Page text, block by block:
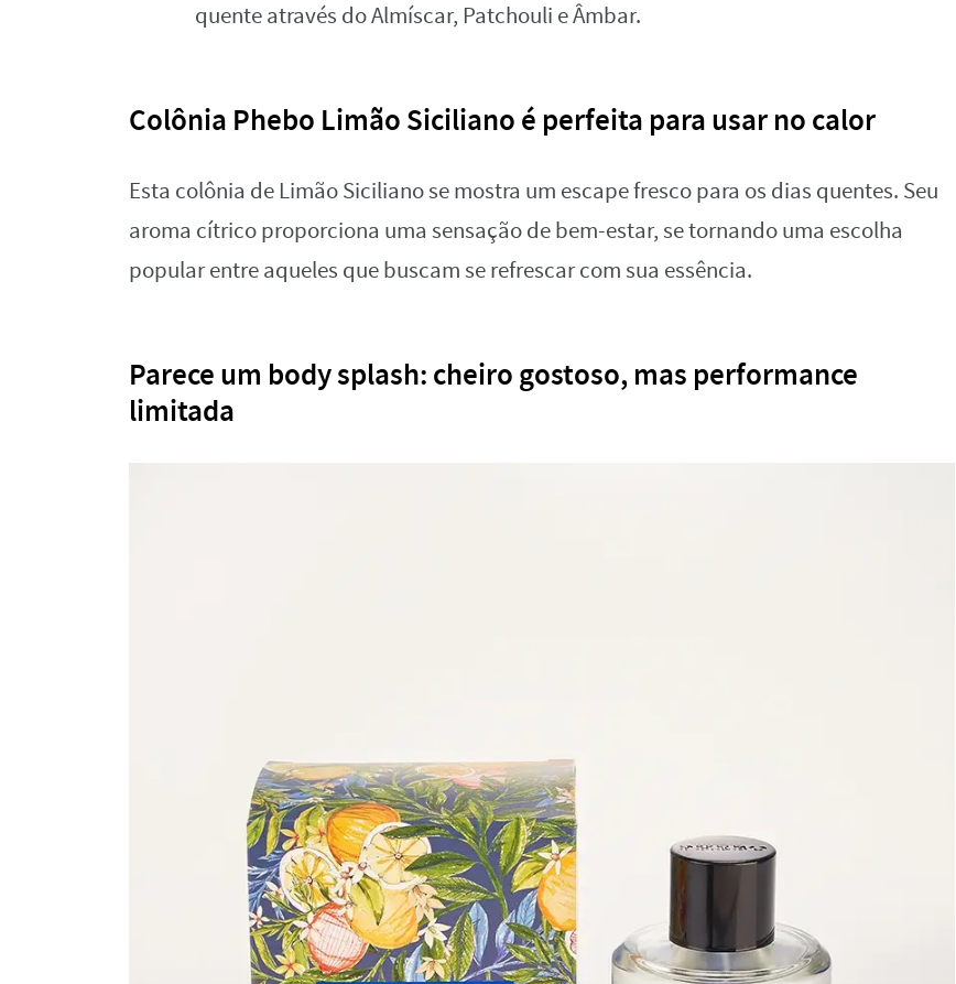
quente através do Almíscar, Patchouli e Âmbar.
Colônia Phebo Limão Siciliano é perfeita para usar no calor
Esta colônia de Limão Siciliano se mostra um escape fresco para os dias quentes. Seu
aroma cítrico proporciona uma sensação de bem-estar, se tornando uma escolha
popular entre aqueles que buscam se refrescar com sua essência.
Parece um body splash: cheiro gostoso, mas performance
limitada